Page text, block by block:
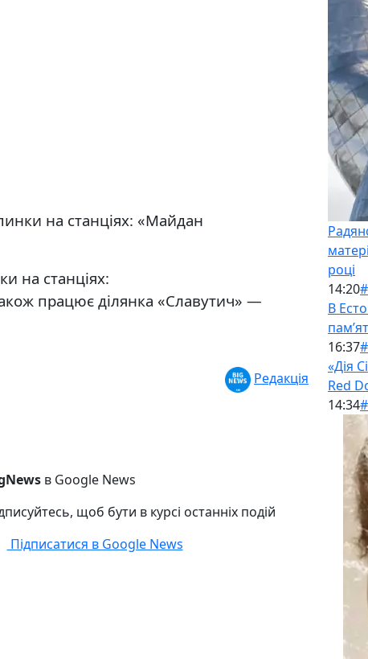
на станціях: «Майдан
на станціях:
працює ділянка «Славутич» —
Редакція
в Google News
щоб бути в курсі останніх подій
Підписатися в Google News
році
14:20
В
16:37
«Дія
Red
14:34